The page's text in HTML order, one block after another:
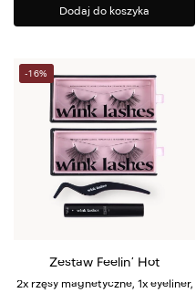
Dodaj do koszyka
-16%
Zestaw Feelin’ Hot
2x rzęsy magnetyczne, 1x eyeliner,